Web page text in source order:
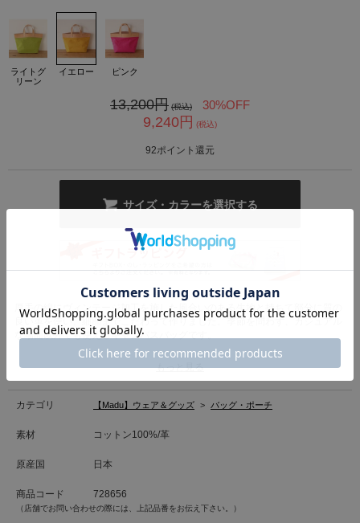
ライトグ
リーン
イエロー ピンク
13,200円 (税込) 30%OFF
9,240円 (税込)
92ポイント還元
サイズ・カラーを選択する
厚手の綿にヴィンテージ加工を施した風合いのある生地と持ちて部分に質の
良い革を使い、細部までこだわって作りました。季節を問わず、カジュアル
な場面以外でも使えるキャンバスバッグです。
ピンク：728658
もっと見る
カテゴリ 【Madu】ウェア＆グッズ > バッグ・ポーチ
素材 コットン100%/革
原産国 日本
商品コード 728656
（店舗でお問い合わせの際には、上記品番をお伝え下さい。）